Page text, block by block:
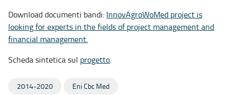
Download documenti bandi: InnovAgroWoMed project is
looking for experts in the fields of project management and
financial management.
Scheda sintetica sul progetto.
2014-2020 Eni Cbc Med